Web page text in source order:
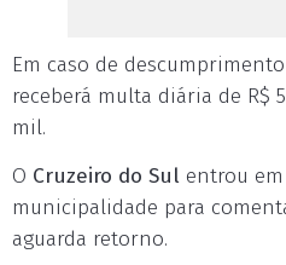
Em caso de
receberá multa diária de R$
mil.
O Cruzeiro do Sul entrou
municipalidade para
aguarda retorno.